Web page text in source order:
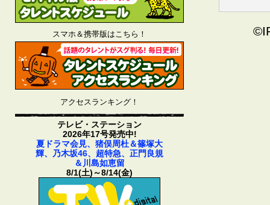
スマホ＆携帯版はこちら！
アクセスランキング！
テレビ・ステーション
2026年17号発売中!
夏ドラマ会見、猪俣周杜＆篠塚大
輝、乃木坂46、超特急、正門良規
＆川島如恵留
8/1(土)～8/14(金)